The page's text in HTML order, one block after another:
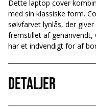
Dette laptop cover
med sin klassiske form.
sølvfarvet lynlås, der
fremstillet af genanvendt,
har et indvendigt for af
Detaljer